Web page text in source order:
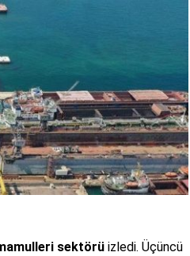
sektörü izledi. Üçüncü